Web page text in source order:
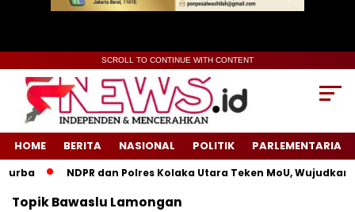
SCROLL TO CONTINUE WITH CONTENT
HOME BERITA NASIONAL POLITIK PARLEMENTARIA
NDPR dan Polres Kolaka Utara Teken MoU, Wujudkan
TopikBawaslu Lamongan